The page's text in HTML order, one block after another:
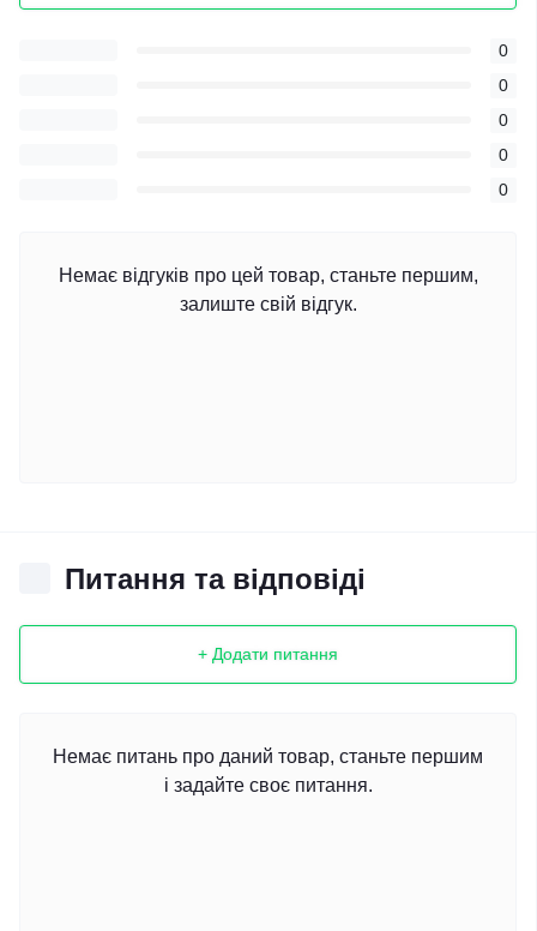
0
0
0
0
0
Немає відгуків про цей товар, станьте першим,
залиште свій відгук.
Питання та відповіді
+ Додати питання
Немає питань про даний товар, станьте першим
і задайте своє питання.